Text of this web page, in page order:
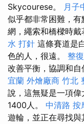
Skycourese。 月子
似乎都非常困難，
網，繩索和橋樑時戴
水 打針 這條賽道是
色的人，很遠。 整
改善平衡，協調和自
宜蘭 外燴廠商 竹北
說，這無疑是一項
1400人。 中清路 按
遊輪，並正在尋找